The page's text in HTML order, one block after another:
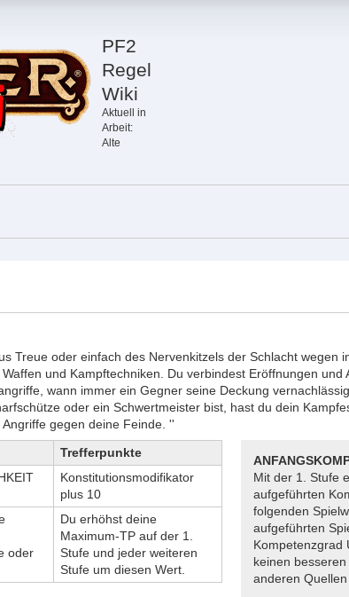
PF2
Regel
Wiki
Aktuell in
Arbeit:
Alte
Treue oder einfach des Nervenkitzels der Schlacht wegen
und Kampftechniken. Du verbindest Eröffnungen und
wann immer ein Gegner seine Deckung
oder ein Schwertmeister bist, hast du dein
gegen deine Feinde. ''
Mit der 1. Stufe
aufgeführten
folgenden
aufgeführten
Kompetenzgrad
keinen
anderen Quellen
Trefferpunkte
Konstitutionsmodifikator
plus 10
oder
Du erhöhst deine
Maximum-TP auf der 1.
Stufe und jeder weiteren
Stufe um diesen Wert.